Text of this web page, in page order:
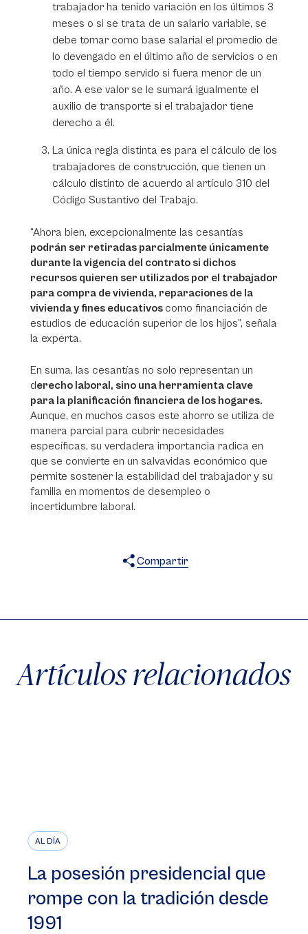
trabajador ha tenido variación en los últimos 3
meses o si se trata de un salario variable, se
debe tomar como base salarial el promedio de
lo devengado en el último año de servicios o en
todo el tiempo servido si fuera menor de un
año. A ese valor se le sumará igualmente el
auxilio de transporte si el trabajador tiene
derecho a él.
La única regla distinta es para el cálculo de los
trabajadores de construcción, que tienen un
cálculo distinto de acuerdo al artículo 310 del
Código Sustantivo del Trabajo.
“Ahora bien, excepcionalmente las cesantías
podrán ser retiradas parcialmente únicamente
durante la vigencia del contrato si dichos
recursos quieren ser utilizados por el trabajador
para compra de vivienda, reparaciones de la
vivienda y fines educativos como financiación de
estudios de educación superior de los hijos”, señala
la experta.
En suma, las cesantías no solo representan un
derecho laboral, sino una herramienta clave
para la planificación financiera de los hogares.
Aunque, en muchos casos este ahorro se utiliza de
manera parcial para cubrir necesidades
específicas, su verdadera importancia radica en
que se convierte en un salvavidas económico que
permite sostener la estabilidad del trabajador y su
familia en momentos de desempleo o
incertidumbre laboral.
Compartir
Artículos relacionados
AL DÍA
La posesión presidencial que
rompe con la tradición desde
1991